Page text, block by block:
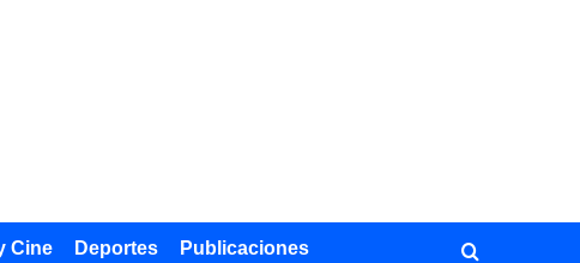
Cine Deportes Publicaciones